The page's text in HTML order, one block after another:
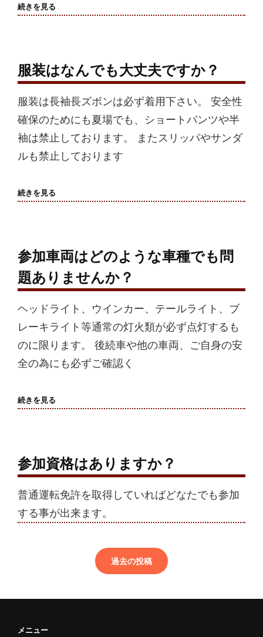
続きを見る
ク
行
会
の
中
止
に
つ
い
て
服装はなんでも大丈夫ですか？
服装は長袖長ズボンは必ず着用下さい。 安全性
確保のためにも夏場でも、ショートパンツや半
袖は禁止しております。 またスリッパやサンダ
ルも禁止しております
続きを見る
装
も
大
丈
夫
で
か？
参加車両はどのような車種でも問
題ありませんか？
ヘッドライト、ウインカー、テールライト、ブ
レーキライト等通常の灯火類が必ず点灯するも
のに限ります。 後続車や他の車両、ご自身の安
全の為にも必ずご確認く
続きを見る
加
の
よ
う
な
車
種
で
ん
参加資格はありますか？
普通運転免許を取得していればどなたでも参加
する事が出来ます。
ー
ョ
過去の投稿
メニュー